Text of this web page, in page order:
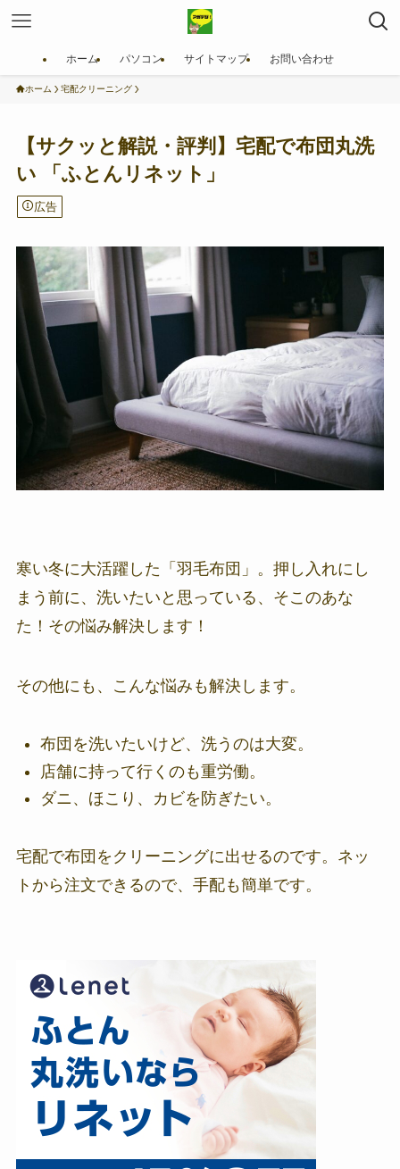
ホーム パソコン サイトマップ お問い合わせ
ホーム 宅配クリーニング
【サクッと解説・評判】宅配で布団丸洗
い 「ふとんリネット」
広告
寒い冬に大活躍した「羽毛布団」。押し入れにし
まう前に、洗いたいと思っている、そこのあな
た！その悩み解決します！
その他にも、こんな悩みも解決します。
布団を洗いたいけど、洗うのは大変。
店舗に持って行くのも重労働。
ダニ、ほこり、カビを防ぎたい。
宅配で布団をクリーニングに出せるのです。ネッ
トから注文できるので、手配も簡単です。